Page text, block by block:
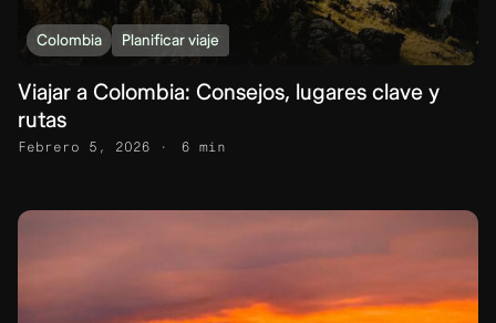
Colombia Planificar viaje
Viajar a Colombia: Consejos, lugares clave y
rutas
Febrero 5, 2026 6 min